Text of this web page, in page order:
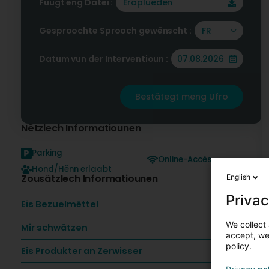
Füügt eng Datei : Eroplueden
Gesproochte Sprooch gewënscht : FR
Datum vun der Interventioun :
Bestätegt meng Ufro
Nëtzlech Informatiounen
Parking
Hond/Hënn erlaabt
Online-Accès
Zousätzlech Informatiounen
Eis Bezuelmëttel
Mir schwätzen
Eis Produkter an Zerwisser
English
We
accept,
policy.